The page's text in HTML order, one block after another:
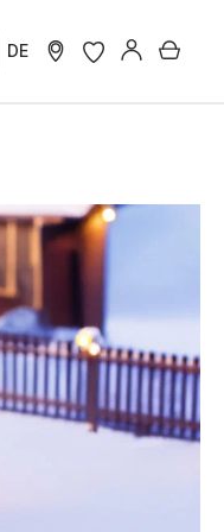
DE